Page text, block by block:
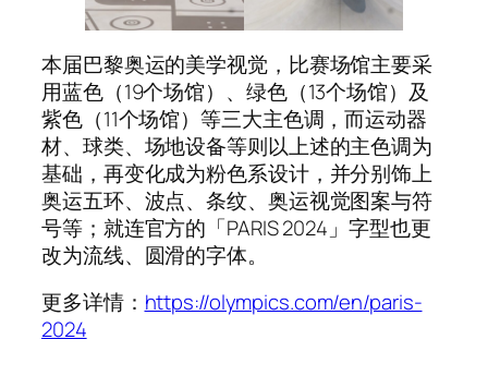
本届巴黎奥运的美学视觉，比赛场馆主要采
用蓝色（19个场馆）、绿色（13个场馆）及
紫色（11个场馆）等三大主色调，而运动器
材、球类、场地设备等则以上述的主色调为
基础，再变化成为粉色系设计，并分别饰上
奥运五环、波点、条纹、奥运视觉图案与符
号等；就连官方的「PARIS 2024」字型也更
改为流线、圆滑的字体。
更多详情： https://olympics.com/en/paris-
2024